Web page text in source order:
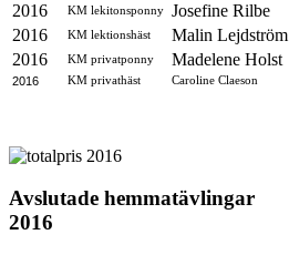
2016 KM lekitonsponny Josefine Rilbe
2016
KM lektionshäst Malin Lejdström
2016
KM privatponny Madelene Holst
2016 KM privathäst Caroline Claeson
Avslutade hemmatävlingar
2016